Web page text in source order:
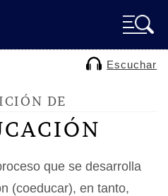
Escuchar
DE
que se desarrolla
(coeducar), en tanto,